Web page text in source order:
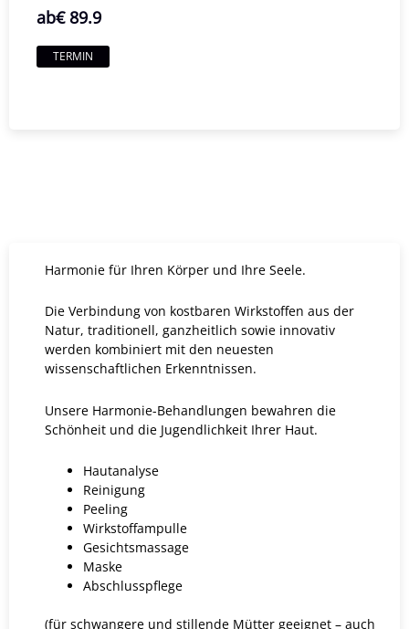
ab€ 89.9
TERMIN
Harmonie für Ihren Körper und Ihre Seele.
Die Verbindung von kostbaren Wirkstoffen aus der
Natur, traditionell, ganzheitlich sowie innovativ
werden kombiniert mit den neuesten
wissenschaftlichen Erkenntnissen.
Unsere Harmonie-Behandlungen bewahren die
Schönheit und die Jugendlichkeit Ihrer Haut.
Hautanalyse
Reinigung
Peeling
Wirkstoffampulle
Gesichtsmassage
Maske
Abschlusspflege
(für schwangere und stillende Mütter geeignet – auch